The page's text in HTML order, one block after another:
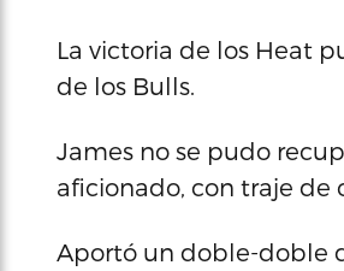
La victoria de los Heat
de los Bulls.
James no se pudo
aficionado, con traje de
Aportó un doble-doble